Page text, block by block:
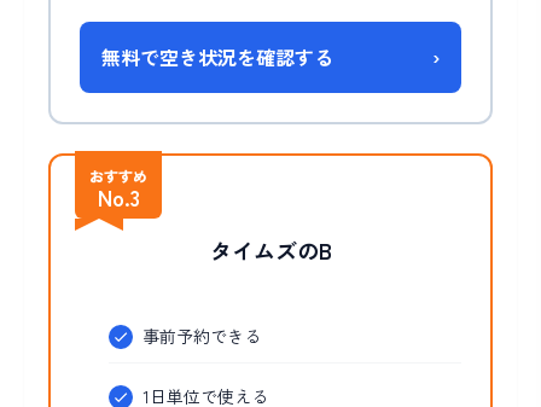
無料で空き状況を確認する ›
おすすめ
No.3
タイムズのB
事前予約できる
1日単位で使える